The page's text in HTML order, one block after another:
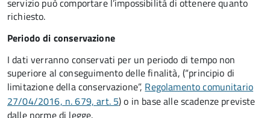
servizio può comportare l’impossibilità di ottenere quanto
richiesto.
Periodo di conservazione
I dati verranno conservati per un periodo di tempo non
superiore al conseguimento delle finalità, (“principio di
limitazione della conservazione”, Regolamento comunitario
27/04/2016, n. 679, art. 5) o in base alle scadenze previste
dalle norme di legge.